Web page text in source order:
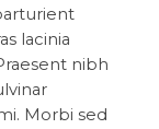
lacinia
nibh
Morbi sed